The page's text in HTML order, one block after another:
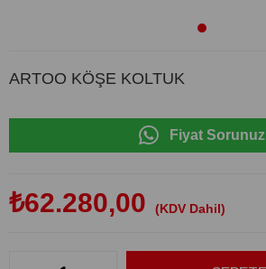
ARTOO KÖŞE KOLTUK
Fiyat Sorunuz
₺62.280,00 (KDV Dahil)